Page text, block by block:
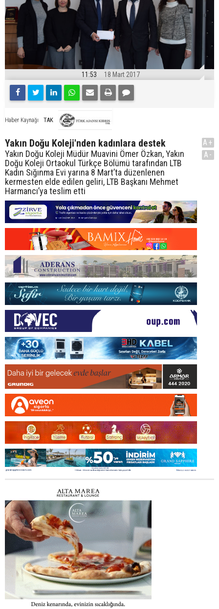
11:53 18 Mart 2017
Haber Kaynağı TAK
Yakın Doğu Koleji'nden kadınlara destek
Yakın Doğu Koleji Müdür Muavini Ömer Özkan, Yakın
Doğu Koleji Ortaokul Türkçe Bölümü tarafından LTB
Kadın Sığınma Evi yarına 8 Mart’ta düzenlenen
kermesten elde edilen geliri, LTB Başkanı Mehmet
Harmancı’ya teslim etti
A+
A-